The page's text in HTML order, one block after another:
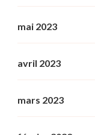
mai 2023
avril 2023
mars 2023